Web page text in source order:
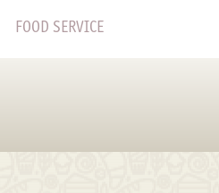
FOOD SERVICE